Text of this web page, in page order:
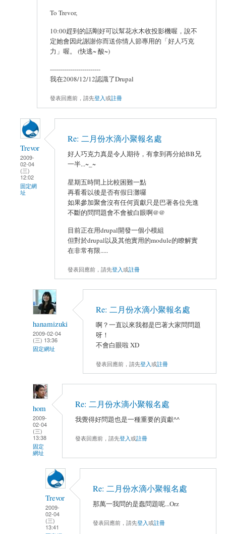
To Trevor,
10:00趕到的話剛好可以幫花水木收投影機喔，說不
定她會因此謝謝你而送你情人節專用的「好人巧克
力」喔。 (快逃~ 酸~)
-------------------------
我在2008/12/12認識了Drupal
發表回應前，請先登入或註冊
Trevor
2009-
02-04
(三)
12:02
固定網
址
Re: 二月份水滴小聚報名處
好人巧克力真是令人期待，有拿到再分給BB兄
一半...~_~
星期五時間上比較困難一點
再看看以後是否有假日灘囉
如果參加聚會沒有任何貢獻只是巴著各位先進
不斷的問問題會不會被白眼啊@@
目前正在用drupal開發一個小模組
但對於drupal以及其他實用的module的瞭解實
在非常有限.....
發表回應前，請先登入或註冊
hanamizuki
2009-02-04
(三) 13:36
固定網址
Re: 二月份水滴小聚報名處
啊？一直以來我都是巴著大家問問題
呀！
不會白眼啦 XD
發表回應前，請先登入或註冊
hom
2009-
02-04
(三)
13:38
固定
網址
Re: 二月份水滴小聚報名處
我覺得好問題也是一種重要的貢獻^^
發表回應前，請先登入或註冊
Trevor
2009-
02-04
(三)
13:41
Re: 二月份水滴小聚報名處
那萬一我問的是蠢問題呢...Orz
發表回應前，請先登入或註冊